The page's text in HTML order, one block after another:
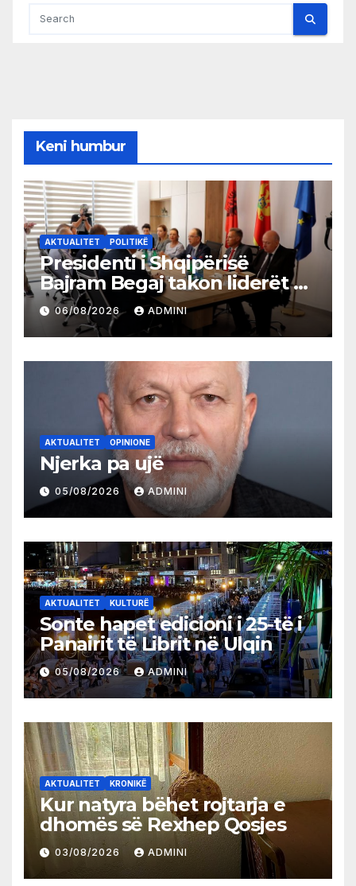
Keni humbur
AKTUALITET POLITIKË
Presidenti i Shqipërisë
Bajram Begaj takon liderët e
partive shqiptare në Ulqin
06/08/2026 ADMINI
AKTUALITET OPINIONE
Njerka pa ujë
05/08/2026 ADMINI
AKTUALITET KULTURË
Sonte hapet edicioni i 25-të i
Panairit të Librit në Ulqin
05/08/2026 ADMINI
AKTUALITET KRONIKË
Kur natyra bëhet rojtarja e
dhomës së Rexhep Qosjes
03/08/2026 ADMINI